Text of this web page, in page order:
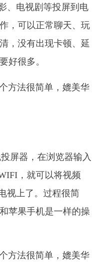
、电视剧等投屏到电
，可以正常聊天、玩
，没有出现卡顿、延
好很多。
屏器，在浏览器输入
，就可以将视频
视上了。过程很简
苹果手机是一样的操